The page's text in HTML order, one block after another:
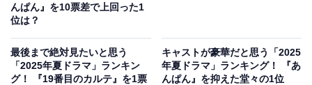
3位には『しあわせな結婚』が選ばれました。主演を阿
子さんが担当。さらに、数多くの名作を手掛けてきた大
石静さんが脚本を務め、予測不能なマリッジ・サスペン
んぱん』を10票差で上回った1
位は？
最後まで絶対見たいと思う
「2025年夏ドラマ」ランキン
グ！ 『19番目のカルテ』を1票
キャストが豪華だと思う「2025
年夏ドラマ」ランキング！ 『あ
んぱん』を抑えた堂々の1位